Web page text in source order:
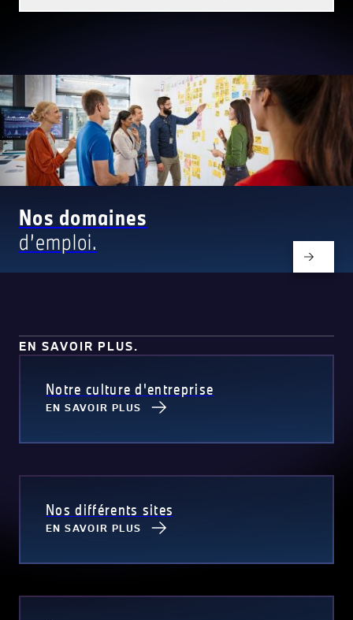
Nos domaines
d’emploi.
EN SAVOIR PLUS.
Notre culture d'entreprise
EN SAVOIR PLUS
Nos différents sites
EN SAVOIR PLUS